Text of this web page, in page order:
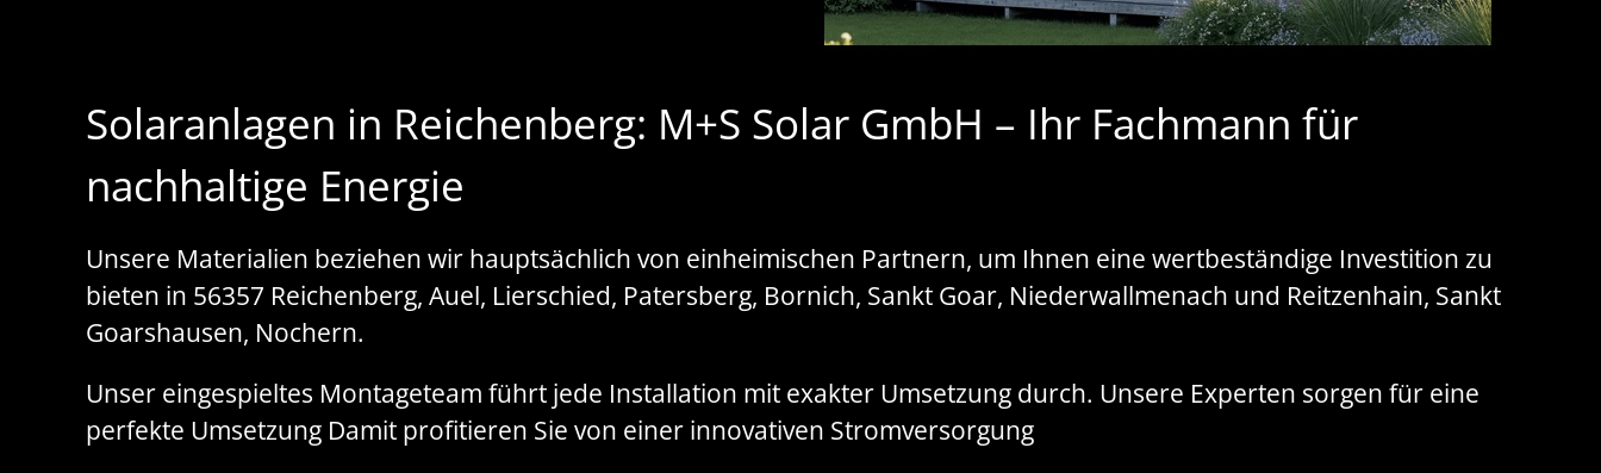
Solaranlagen in Reichenberg: M+S Solar GmbH – Ihr Fachmann für
nachhaltige Energie
Unsere Materialien beziehen wir hauptsächlich von einheimischen Partnern, um Ihnen eine wertbeständige Investition zu
bieten in 56357 Reichenberg, Auel, Lierschied, Patersberg, Bornich, Sankt Goar, Niederwallmenach und Reitzenhain, Sankt
Goarshausen, Nochern.
Unser eingespieltes Montageteam führt jede Installation mit exakter Umsetzung durch. Unsere Experten sorgen für eine
perfekte Umsetzung Damit profitieren Sie von einer innovativen Stromversorgung